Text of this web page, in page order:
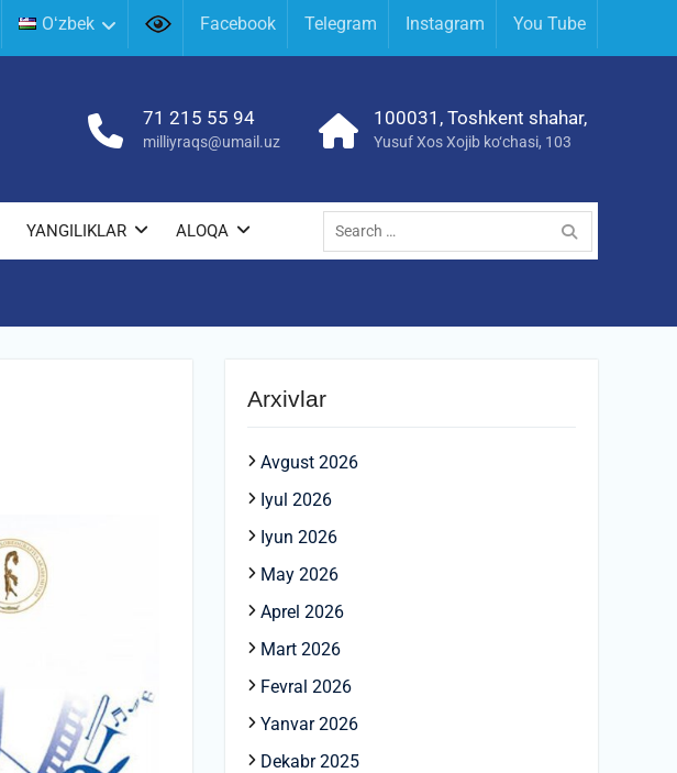
Oʻzbek Facebook Telegram Instagram You Tube
71 215 55 94
milliyraqs@umail.uz
100031, Toshkent shahar,
Yusuf Xos Xojib ko‘chasi, 103
YANGILIKLAR ALOQA
Search
for:
Arxivlar
Avgust 2026
Iyul 2026
Iyun 2026
May 2026
Aprel 2026
Mart 2026
Fevral 2026
Yanvar 2026
Dekabr 2025